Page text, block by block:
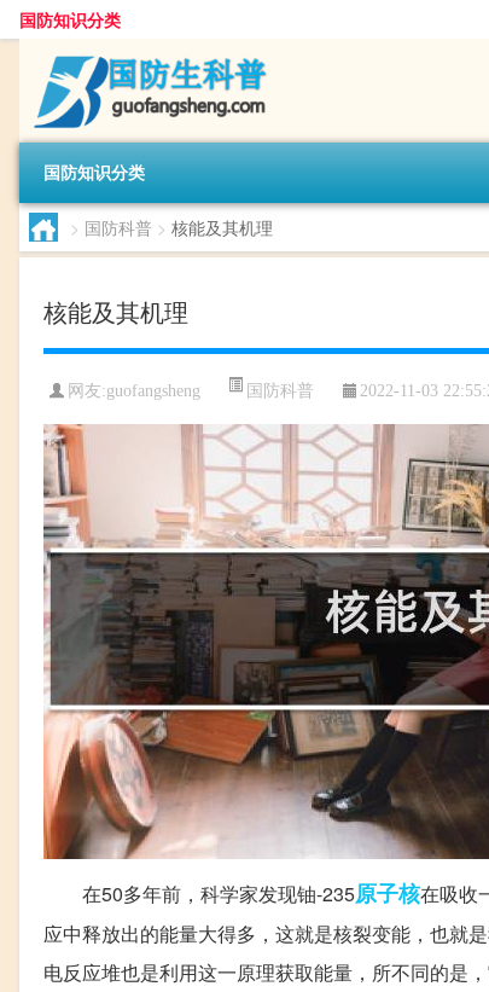
国防知识分类
国防知识分类
> 国防科普 > 核能及其机理
核能及其机理
网友:guofangsheng 国防科普 2022-11-03
在50多年前，科学家发现铀-235原子核在吸收
应中释放出的能量大得多，这就是核裂变能，也就
电反应堆也是利用这一原理获取能量，所不同的是，